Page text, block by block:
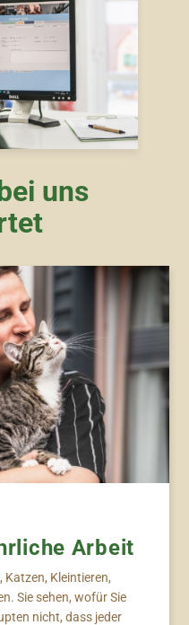
uns
Arbeit
Katzen, Kleintieren,
Sie sehen, wofür Sie
nicht, dass jeder